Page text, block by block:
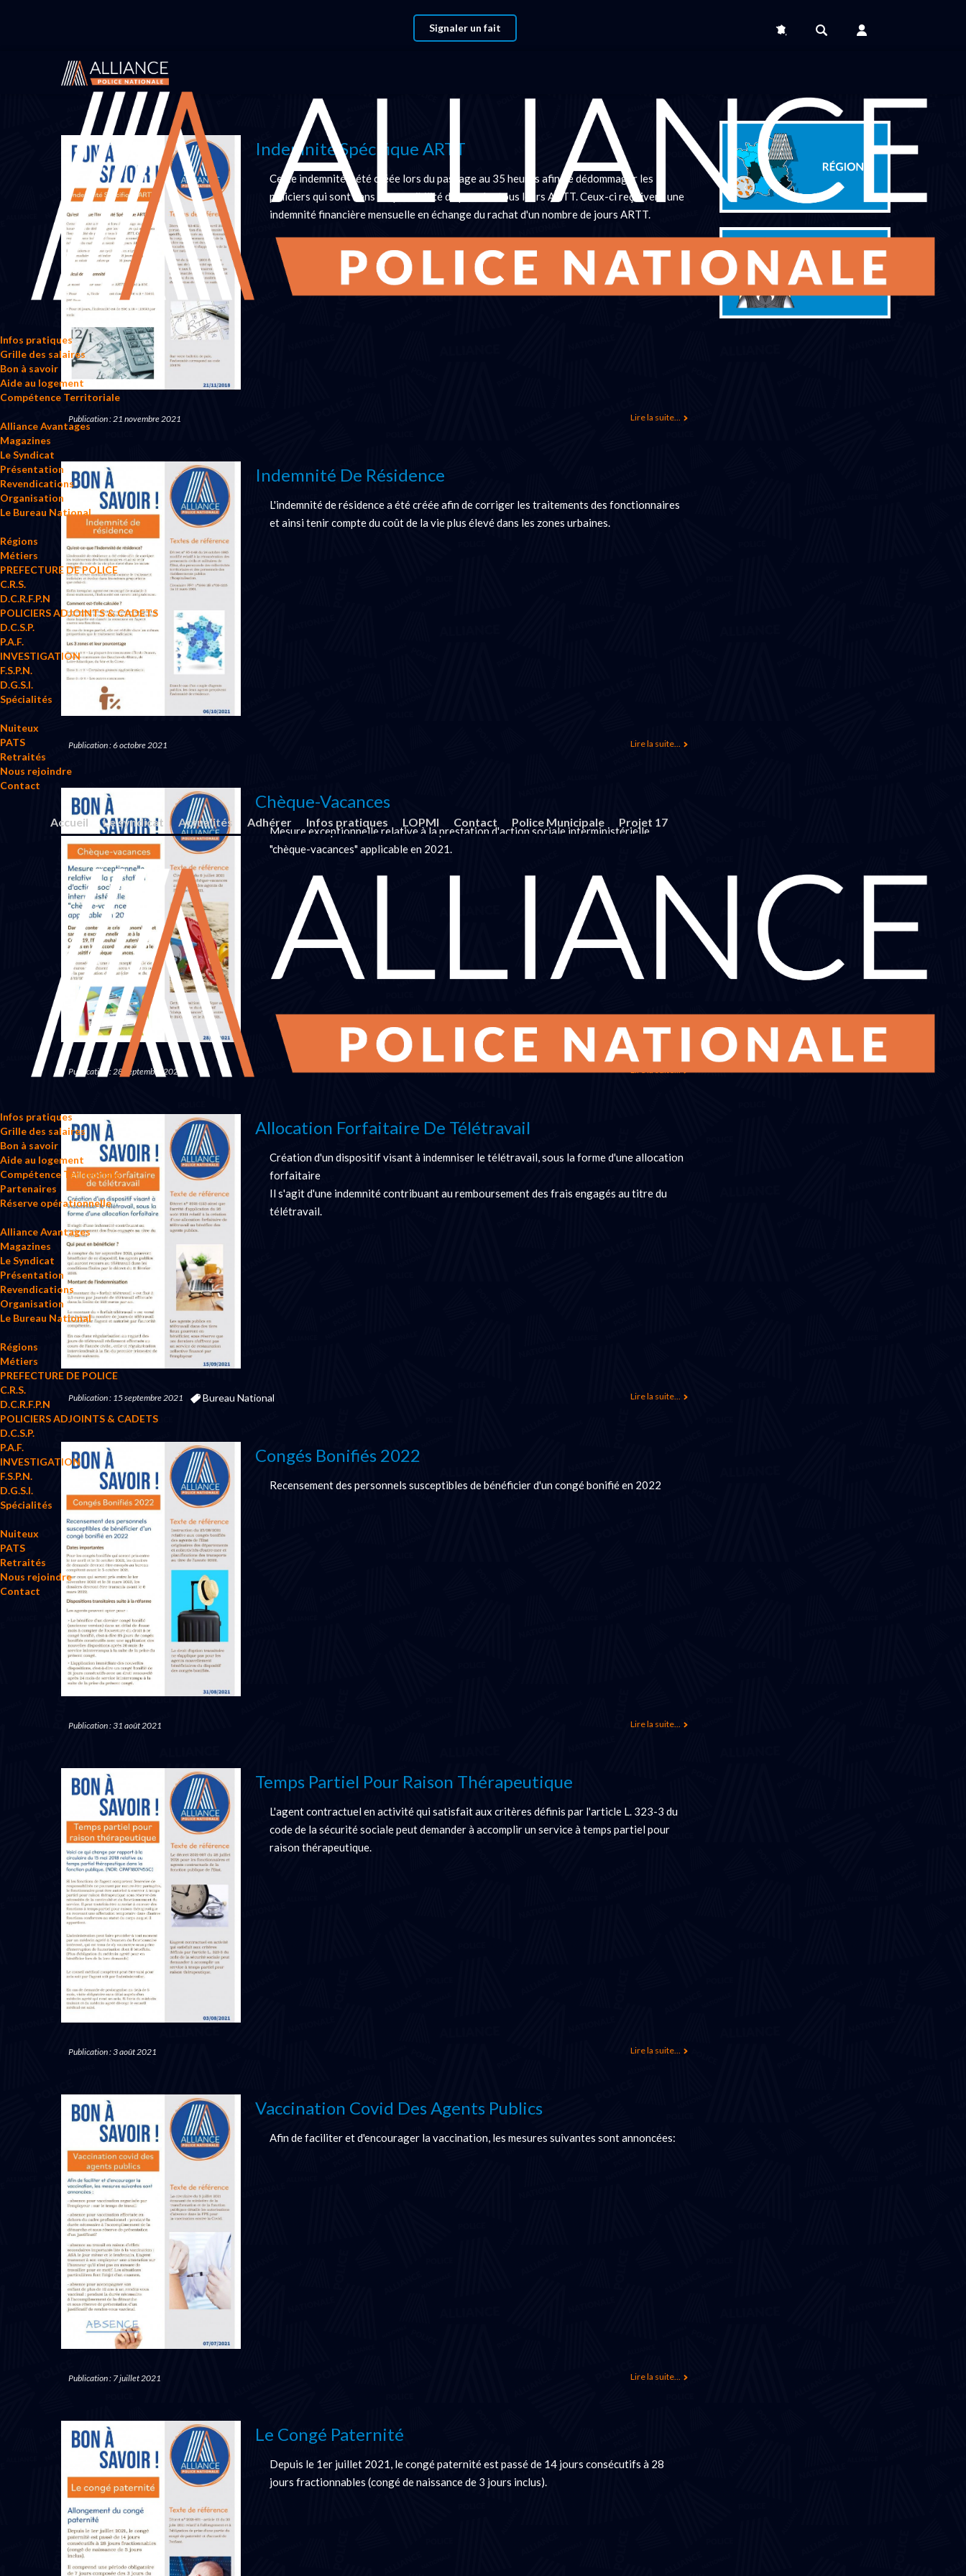
Signaler un fait
Infos pratiques
Grille des salaires
Bon à savoir
Aide au logement
Compétence Territoriale
Alliance Avantages
Magazines
Le Syndicat
Présentation
Revendications
Organisation
Le Bureau National
Régions
Métiers
PREFECTURE DE POLICE
C.R.S.
D.C.R.F.P.N
POLICIERS ADJOINTS & CADETS
D.C.S.P.
P.A.F.
INVESTIGATION
F.S.P.N.
D.G.S.I.
Spécialités
Nuiteux
PATS
Retraités
Nous rejoindre
Contact
Accueil Le syndicat Actualités Adhérer Infos pratiques LOPMI Contact Police Municipale Projet 17
Infos pratiques
Grille des salaires
Bon à savoir
Aide au logement
Compétence Territoriale
Partenaires
Réserve opérationnelle
Alliance Avantages
Magazines
Le Syndicat
Présentation
Revendications
Organisation
Le Bureau National
Régions
Métiers
PREFECTURE DE POLICE
C.R.S.
D.C.R.F.P.N
POLICIERS ADJOINTS & CADETS
D.C.S.P.
P.A.F.
INVESTIGATION
F.S.P.N.
D.G.S.I.
Spécialités
Nuiteux
PATS
Retraités
Nous rejoindre
Contact
Vous êtes ici : Accueil
Indemnité Spécifique ARTT
Cette indemnité a été créée lors du passage au 35 heures afin de dédommager les
policiers qui sont dans l'impossibilité de prendre tous leurs ARTT. Ceux-ci reçoivent une
indemnité financière mensuelle en échange du rachat d'un nombre de jours ARTT.
Publication : 21 novembre 2021 Lire la suite...
Indemnité De Résidence
L'indemnité de résidence a été créée afin de corriger les traitements des fonctionnaires
et ainsi tenir compte du coût de la vie plus élevé dans les zones urbaines.
Publication : 6 octobre 2021 Lire la suite...
Chèque-Vacances
Mesure exceptionnelle relative à la prestation d'action sociale interministérielle
"chèque-vacances" applicable en 2021.
Publication : 28 septembre 2021 Lire la suite...
Allocation Forfaitaire De Télétravail
Création d'un dispositif visant à indemniser le télétravail, sous la forme d'une allocation
forfaitaire
Il s'agit d'une indemnité contribuant au remboursement des frais engagés au titre du
télétravail.
Publication : 15 septembre 2021 Lire la suite...
Bureau National
Congés Bonifiés 2022
Recensement des personnels susceptibles de bénéficier d'un congé bonifié en 2022
Publication : 31 août 2021 Lire la suite...
Temps Partiel Pour Raison Thérapeutique
L'agent contractuel en activité qui satisfait aux critères définis par l'article L. 323-3 du
code de la sécurité sociale peut demander à accomplir un service à temps partiel pour
raison thérapeutique.
Publication : 3 août 2021 Lire la suite...
Vaccination Covid Des Agents Publics
Afin de faciliter et d'encourager la vaccination, les mesures suivantes sont annoncées:
Publication : 7 juillet 2021 Lire la suite...
Le Congé Paternité
Depuis le 1er juillet 2021, le congé paternité est passé de 14 jours consécutifs à 28
jours fractionnables (congé de naissance de 3 jours inclus).